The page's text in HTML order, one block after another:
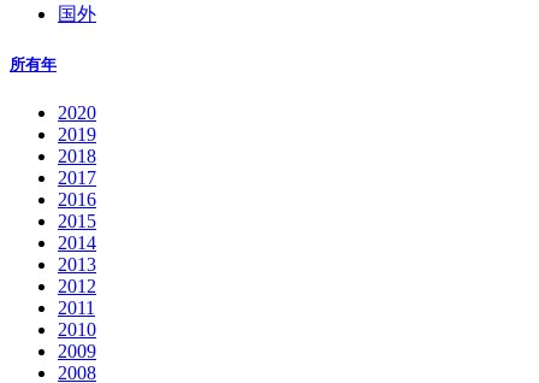
国外
所有年
2020
2019
2018
2017
2016
2015
2014
2013
2012
2011
2010
2009
2008